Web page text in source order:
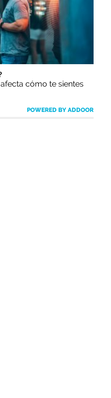
cómo te sientes
POWERED BY ADDOOR